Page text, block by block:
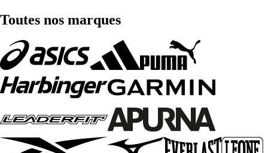
Toutes nos marques